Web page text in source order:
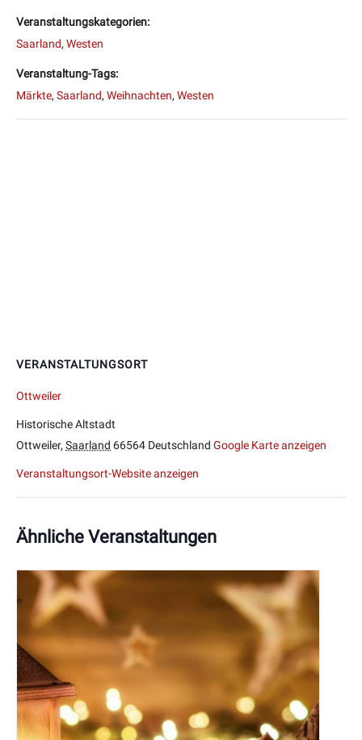
Veranstaltungskategorien:
Saarland, Westen
Veranstaltung-Tags:
Märkte, Saarland, Weihnachten, Westen
VERANSTALTUNGSORT
Ottweiler
Historische Altstadt
Ottweiler, Saarland 66564 Deutschland Google Karte anzeigen
Veranstaltungsort-Website anzeigen
Ähnliche Veranstaltungen